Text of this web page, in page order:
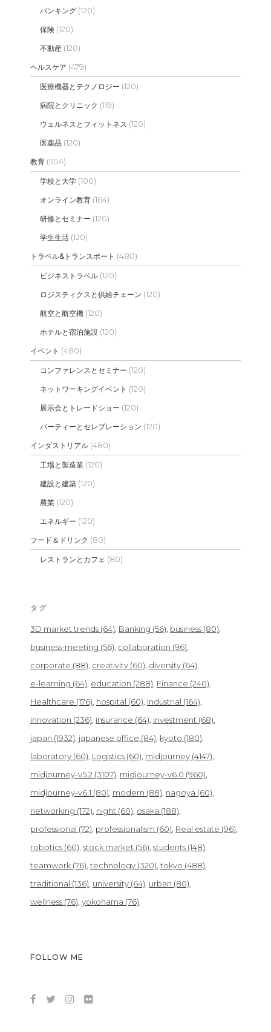
バンキング (120)
保険 (120)
不動産 (120)
ヘルスケア (479)
医療機器とテクノロジー (120)
病院とクリニック (119)
ウェルネスとフィットネス (120)
医薬品 (120)
教育 (504)
学校と大学 (100)
オンライン教育 (164)
研修とセミナー (120)
学生生活 (120)
トラベル&トランスポート (480)
ビジネストラベル (120)
ロジスティクスと供給チェーン (120)
航空と航空機 (120)
ホテルと宿泊施設 (120)
イベント (480)
コンファレンスとセミナー (120)
ネットワーキングイベント (120)
展示会とトレードショー (120)
パーティーとセレブレーション (120)
インダストリアル (480)
工場と製造業 (120)
建設と建築 (120)
農業 (120)
エネルギー (120)
フード＆ドリンク (80)
レストランとカフェ (80)
タグ
3D market trends (64) Banking (56) business (80)
business-meeting (56) collaboration (96)
corporate (88) creativity (60) diversity (64)
e-learning (64) education (288) Finance (240)
Healthcare (176) hospital (60) Industrial (164)
innovation (236) insurance (64) investment (68)
japan (1932) japanese office (84) kyoto (180)
laboratory (60) Logistics (60) midjourney (4147)
midjourney-v5.2 (3107) midjourney-v6.0 (960)
midjourney-v6.1 (80) modern (88) nagoya (60)
networking (172) night (60) osaka (188)
professional (72) professionalism (60) Real estate (96)
robotics (60) stock market (56) students (148)
teamwork (76) technology (320) tokyo (488)
traditional (136) university (64) urban (80)
wellness (76) yokohama (76)
FOLLOW ME